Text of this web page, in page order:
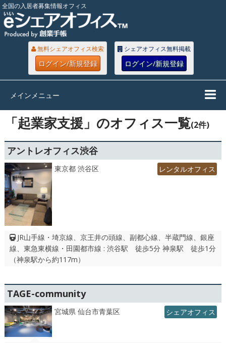
全国の入居者募集情報オフィス
無料シェアオフィス検索
ログイン/新規登録
シェアオフィス無料掲載
ログイン/新規登録
メインメニュー
「起業家支援」のオフィス一覧(2件)
アントレオフィス渋谷
東京都 渋谷区 レンタルオフィス
JR山手線・埼京線、京王井の頭線、副都心線、半蔵門線、銀座
線、東急東横線・田園都市線 : 渋谷駅 徒歩5分 神泉駅 徒歩1分
（神泉駅から約117m）
TAGE-community
宮城県 仙台市青葉区 シェアオフィス